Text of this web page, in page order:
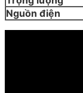
Nguồn điện